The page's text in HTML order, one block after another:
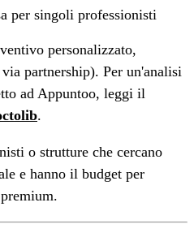
per singoli professionisti
personalizzato,
partnership). Per un'analisi
ad Appuntoo, leggi il
.
o strutture che cercano
e hanno il budget per